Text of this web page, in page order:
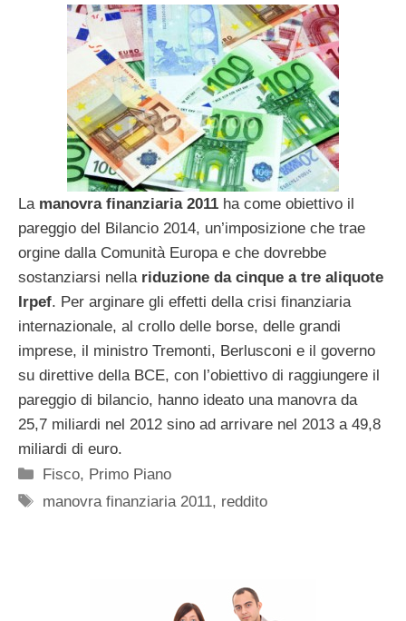
La manovra finanziaria 2011 ha come obiettivo il
pareggio del Bilancio 2014, un’imposizione che trae
orgine dalla Comunità Europa e che dovrebbe
sostanziarsi nella riduzione da cinque a tre aliquote
Irpef. Per arginare gli effetti della crisi finanziaria
internazionale, al crollo delle borse, delle grandi
imprese, il ministro Tremonti, Berlusconi e il governo
su direttive della BCE, con l’obiettivo di raggiungere il
pareggio di bilancio, hanno ideato una manovra da
25,7 miliardi nel 2012 sino ad arrivare nel 2013 a 49,8
miliardi di euro.
Categorie
Fisco, Primo Piano
Tag
manovra finanziaria 2011, reddito